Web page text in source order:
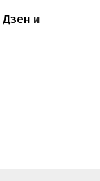
Дзен и